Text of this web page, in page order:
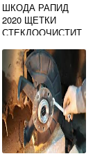
ШКОДА РАПИД
2020 ЩЕТКИ
СТЕКЛООЧИСТИТ